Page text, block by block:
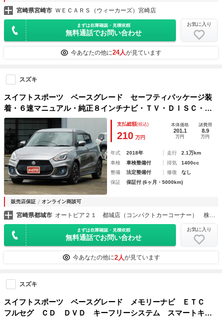
宮崎県宮崎市 ＷＥＣＡＲＳ（ウィーカーズ）宮崎店
まずは在庫確認・見積依頼
無料通話でお問い合わせ
お気に入り
今あなたの他に24人が見ています
スズキ
スイフトスポーツ ベースグレード セーフティパッケージ装
着・６速マニュアル・純正８インチナビ・ＴＶ・ＤＩＳＣ・Ｂ
ｌｕｅｔｏｏｔｈ・全方位カメラ・Ｄ席シートヒーター・クル
コン・ＥＴＣ
支払総額(税込)
210 万円
本体価格
201.1
万円
諸費用
8.9
万円
年式 2018年 走行
2.1万km
車検
車検整備付 排気
1400cc
整備
法定整備付 修復
なし
保証
保証付 (6ヶ月・5000km)
販売店保証 オンライン商談可
宮崎県都城市 オートピア２１ 都城店（コンパクトカーコーナー） 株式会社マルエイ自動車
まずは在庫確認・見積依頼
無料通話でお問い合わせ
お気に入り
今あなたの他に2人が見ています
スズキ
スイフトスポーツ ベースグレード メモリーナビ ＥＴＣ
フルセグ ＣＤ ＤＶＤ キーフリーシステム スマートキ